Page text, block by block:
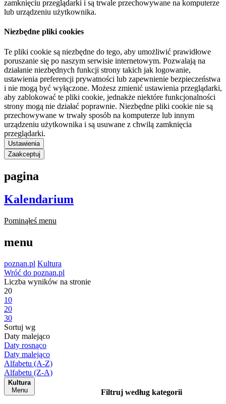
zamknięciu przeglądarki i są trwale przechowywane na komputerze
lub urządzeniu użytkownika.
Niezbędne pliki cookies
Te pliki cookie są niezbędne do tego, aby umożliwić prawidłowe
poruszanie się po naszym serwisie internetowym. Pozwalają na
działanie niezbędnych funkcji strony takich jak logowanie,
ustawienia preferencji prywatności lub zapewnienie bezpieczeństwa
i nie mogą być wyłączone. Możesz zmienić ustawienia przeglądarki,
aby zablokować te pliki cookie, jednakże niektóre funkcjonalności
strony mogą nie działać poprawnie. Niezbędne pliki cookie nie są
przechowywane w trwały sposób na komputerze lub innym
urządzeniu użytkownika i są usuwane z chwilą zamknięcia
przeglądarki.
Ustawienia
Zaakceptuj
pagina
Kalendarium
Pominąłeś menu
menu
poznan.pl Kultura
Wróć do poznan.pl
Liczba wyników na stronie
20
10
20
30
Sortuj wg
Daty malejąco
Daty rosnąco
Daty malejąco
Alfabetu (A-Z)
Alfabetu (Z-A)
Kultura
Menu
Filtruj według kategorii